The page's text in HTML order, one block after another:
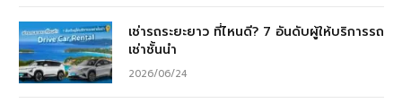
เช่ารถระยะยาว ที่ไหนดี? 7 อันดับผู้ให้บริการรถ
เช่าชั้นนำ
2026/06/24